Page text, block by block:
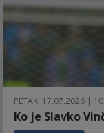
PETAK, 17.07.2026 |
Ko je Slavko